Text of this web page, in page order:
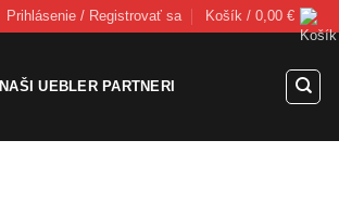
Prihlásenie / Registrovať sa Košík / 0,00 €
NAŠI UEBLER PARTNERI